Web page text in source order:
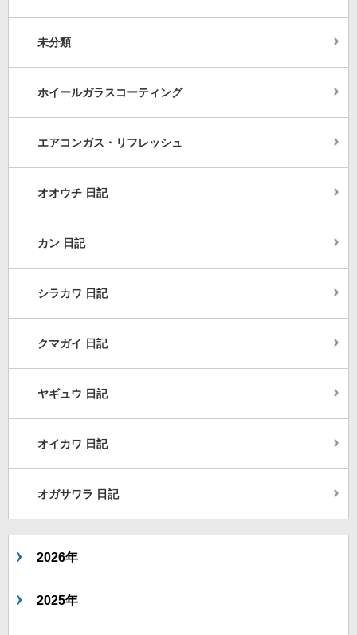
未分類
ホイールガラスコーティング
エアコンガス・リフレッシュ
オオウチ 日記
カン 日記
シラカワ 日記
クマガイ 日記
ヤギュウ 日記
オイカワ 日記
オガサワラ 日記
2026年
2025年